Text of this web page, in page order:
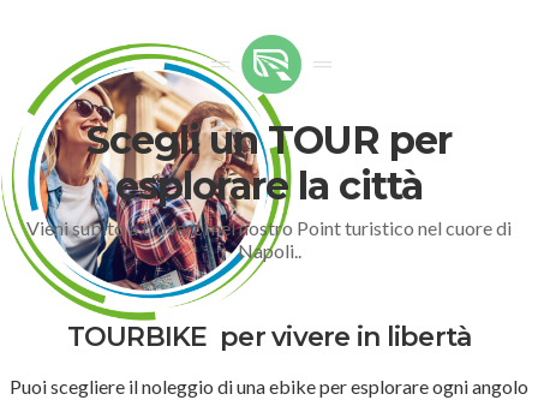
Scegli un TOUR per
esplorare la città
Vieni subito a trovarci nel nostro Point turistico nel cuore di
Napoli..
TOURBIKE per vivere in libertà
Puoi scegliere il noleggio di una ebike per esplorare ogni angolo